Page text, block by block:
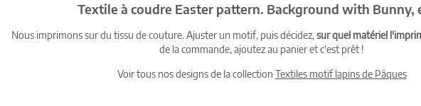
Textile à coudre Easter pattern. Background with Bunny,
Nous imprimons sur du tissu de couture. Ajuster un motif, puis décidez,sur quel matériel
de la commande, ajoutez au panier et c'est prêt !
Voir tous nos designs de la collection Textiles motif lapins de Pâques